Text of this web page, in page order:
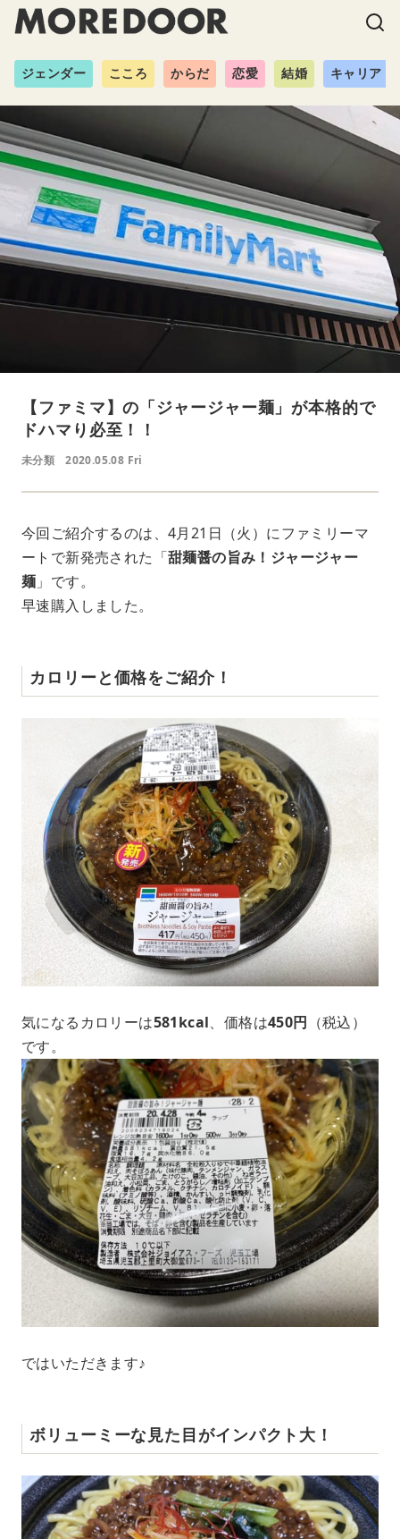
ジェンダー こころ からだ 恋愛 結婚 キャリア
【ファミマ】の「ジャージャー麺」が本格的で
ドハマり必至！！
未分類 2020.05.08 Fri
今回ご紹介するのは、4月21日（火）にファミリーマ
ートで新発売された「甜麺醤の旨み！ジャージャー
麺 」です。
早速購入しました。
カロリーと価格をご紹介！
気になるカロリーは581kcal、価格は450円 （税込）
です。
ではいただきます♪
ボリューミーな見た目がインパクト大！